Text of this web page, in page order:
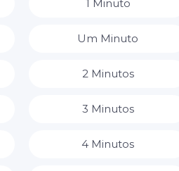
1 Minuto
Um Minuto
2 Minutos
3 Minutos
4 Minutos